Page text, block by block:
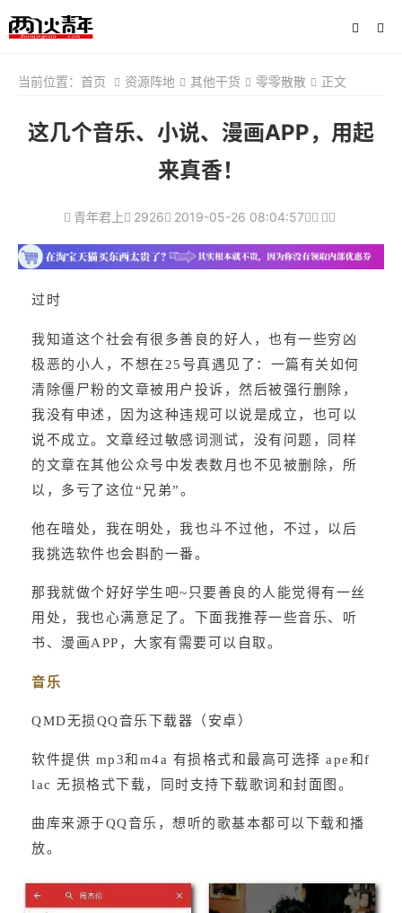
当前位置： 首页 资源阵地 其他干货 零零散散 正文
这几个音乐、小说、漫画APP，用起
来真香！
青年君上 2926 2019-05-26 08:04:57
过时
我知道这个社会有很多善良的好人，也有一些穷凶
极恶的小人，不想在25号真遇见了：一篇有关如何
清除僵尸粉的文章被用户投诉，然后被强行删除，
我没有申述，因为这种违规可以说是成立，也可以
说不成立。文章经过敏感词测试，没有问题，同样
的文章在其他公众号中发表数月也不见被删除，所
以，多亏了这位“兄弟”。
他在暗处，我在明处，我也斗不过他，不过，以后
我挑选软件也会斟酌一番。
那我就做个好好学生吧~只要善良的人能觉得有一丝
用处，我也心满意足了。下面我推荐一些音乐、听
书、漫画APP，大家有需要可以自取。
音乐
QMD无损QQ音乐下载器（安卓）
软件提供 mp3和m4a 有损格式和最高可选择 ape和f
lac 无损格式下载，同时支持下载歌词和封面图。
曲库来源于QQ音乐，想听的歌基本都可以下载和播
放。